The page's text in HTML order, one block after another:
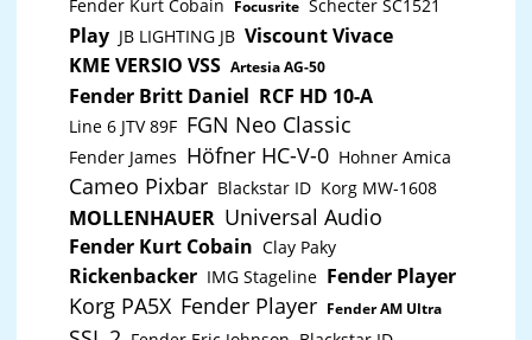
extra stabile Kugelecken gewährleisten eine sehr
hohe Widerstandsfähigkeit und sorgen für attraktive
sowie edle designtechnische Akzente. Für einen
überaus starken Halt der Abdeckung und einfaches
Butterfly Schnappschlösser. Zusätzlich sind alle NSE
Equipmentcases für erweiterten Schutz vor
Langfingern abschließbar mit einem optionalen
Vorhängeschloss.Das stilvolle, aktuelle Design in der
dunkelschwarzen NSE (= Night Style Edition) rundet
das Konzept des Zomo Equipment Case neben der
hohen, professionellen Qualität auch designmäßig ab.
Features Zomo Flightcase P-DDJ-FLX6 Plus NSE
Schützt den Controller vor Defekten, Kratzern oder
sonstigen Beschädigungen Hochwertige Verarbeitung
und Qualität für für den harten Tour Einsatz Extra
stabile Ausführung Modernes, zeitgemäßes Design
Praktische Ablage für Laptops - mit Aussparungen für
Fender Kurt Cobain Focusrite Schecter SC1521
Play JB LIGHTING JB Viscount Vivace
KME VERSIO VSS Artesia AG-50
Fender Britt Daniel RCF HD 10-A
Line 6 JTV 89F FGN Neo Classic
Fender James Höfner HC-V-0 Hohner Amica
Cameo Pixbar Blackstar ID Korg MW-1608
MOLLENHAUER Universal Audio
Fender Kurt Cobain Clay Paky
Rickenbacker IMG Stageline Fender Player
Korg PA5X Fender Player Fender AM Ultra